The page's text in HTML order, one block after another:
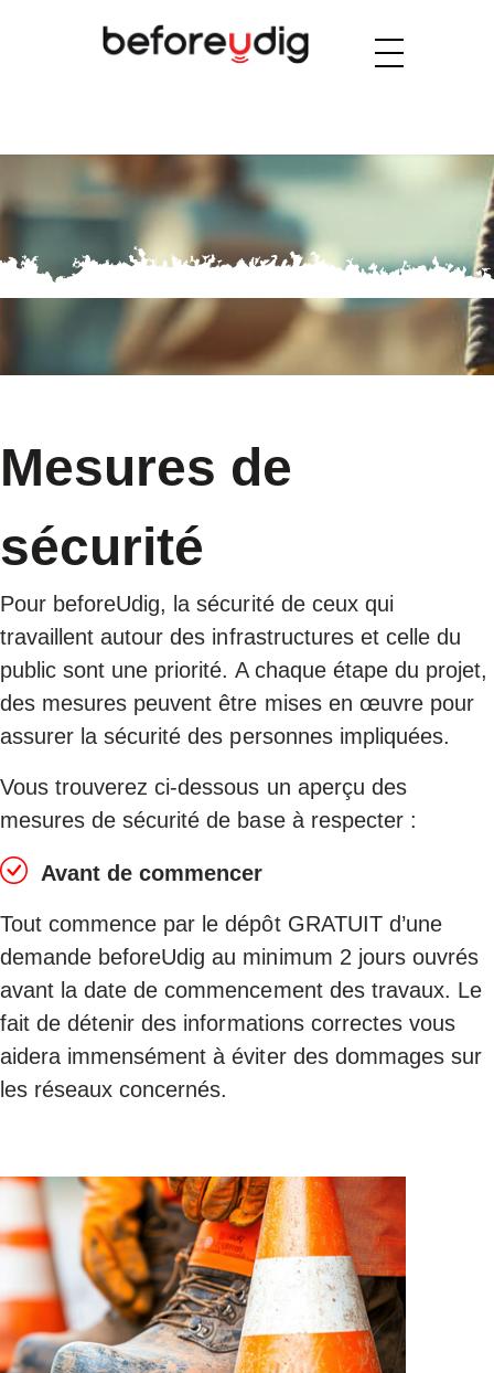
Mesures de
sécurité
Pour beforeUdig, la sécurité de ceux qui
travaillent autour des infrastructures et celle du
public sont une priorité. A chaque étape du projet,
des mesures peuvent être mises en œuvre pour
assurer la sécurité des personnes impliquées.
Vous trouverez ci-dessous un aperçu des
mesures de sécurité de base à respecter :
Avant de commencer
Tout commence par le dépôt GRATUIT d’une
demande beforeUdig au minimum 2 jours ouvrés
avant la date de commencement des travaux. Le
fait de détenir des informations correctes vous
aidera immensément à éviter des dommages sur
les réseaux concernés.